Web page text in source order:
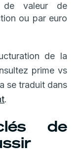
valeur de
ou par euro
de la
prime vs
se traduit dans
.
de